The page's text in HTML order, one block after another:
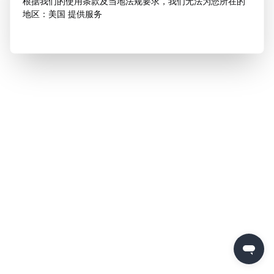
地区：美国 提供服务